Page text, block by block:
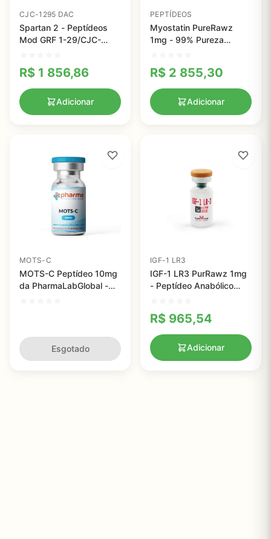
CJC-1295 DAC
Spartan 2 - Peptídeos
Mod GRF 1-29/CJC-
Saúde da Pele
R$ 1 856,86
Adicionar
PEPTÍDEOS
Myostatin PureRawz
1mg - 99% Pureza
Crescimento Muscular
R$ 2 855,30
Adicionar
MOTS-C
MOTS-C Peptídeo 10mg
da PharmaLabGlobal -
Esgotado
IGF-1 LR3
IGF-1 LR3 PurRawz 1mg
- Peptídeo Anabólico
R$ 965,54
Adicionar